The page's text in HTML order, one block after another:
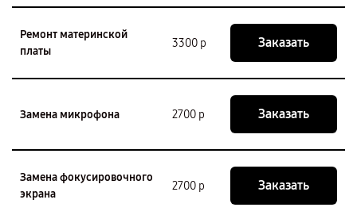
Ремонт материнской
платы
3300 р Заказать
Замена микрофона 2700 р Заказать
Замена фокусировочного
экрана
2700 р Заказать